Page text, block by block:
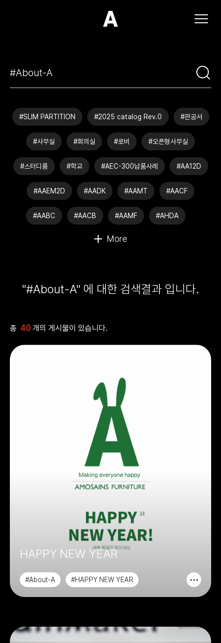
(주)아모스아인스가구
#SLIM PARTITION #2025 catalog Rev.0 #관공서
#사무실 #회의실 #로비 #오픈형사무실
#스터디룸 #학교 #AEC-300납품사례 #AA12D
#AAEM2D #AADK #AAMT #AACF
#AABC #AACB #AAMF #AHDA
"#About-A" 에 대한 검색결과 입니다.
총 40 개의 게시물이 있습니다.
HAPPY NEW YEAR
#About-A
#HAPPY NEW YEAR